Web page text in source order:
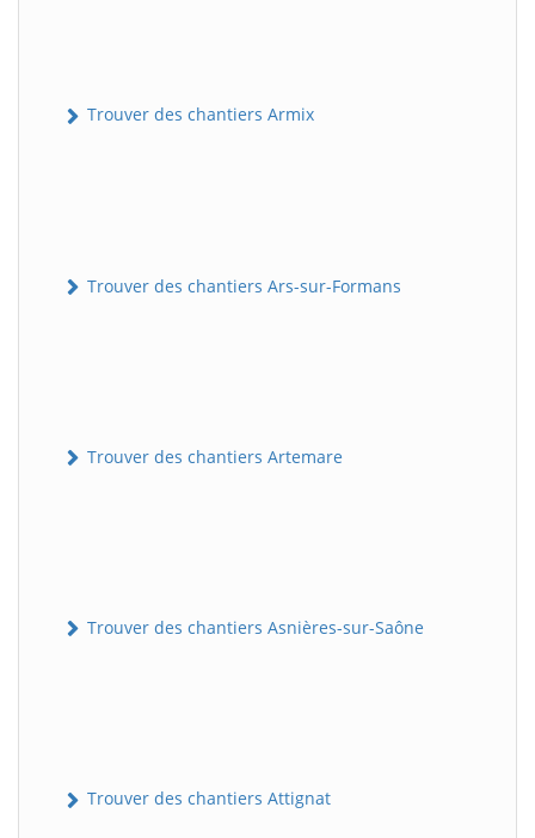
Trouver des chantiers Armix
Trouver des chantiers Ars-sur-Formans
Trouver des chantiers Artemare
Trouver des chantiers Asnières-sur-Saône
Trouver des chantiers Attignat